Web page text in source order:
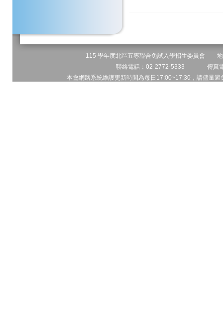
115 學年度北區五專聯合免試入學招生委員會 地
聯絡電話：02-2772-5333 傳真
本會網路系統維護更新時間為每日17:00~17:30，請儘量